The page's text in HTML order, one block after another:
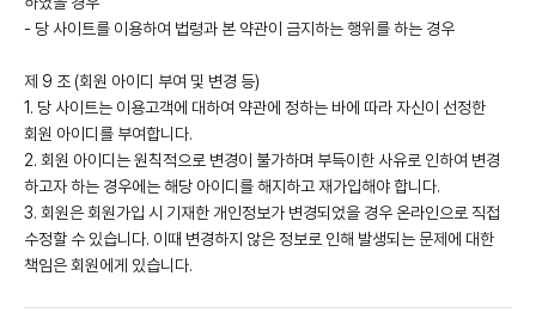
- 당 사이트를 이용하여 법령과 본 약관이 금지하는 행위를 하는 경우
제 9 조 (회원 아이디 부여 및 변경 등)
1. 당 사이트는 이용고객에 대하여 약관에 정하는 바에 따라 자신이 선정한
회원 아이디를 부여합니다.
2. 회원 아이디는 원칙적으로 변경이 불가하며 부득이한 사유로 인하여 변경
하고자 하는 경우에는 해당 아이디를 해지하고 재가입해야 합니다.
3. 회원은 회원가입 시 기재한 개인정보가 변경되었을 경우 온라인으로 직접
수정할 수 있습니다. 이때 변경하지 않은 정보로 인해 발생되는 문제에 대한
책임은 회원에게 있습니다.